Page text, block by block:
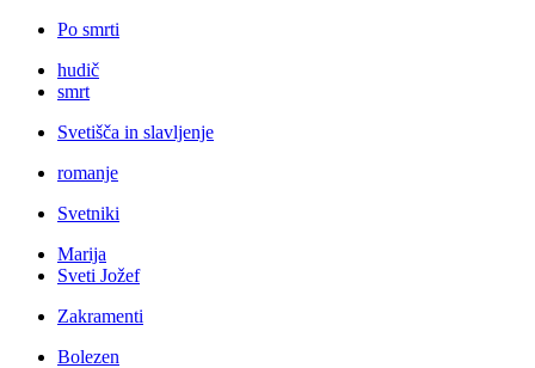
Po smrti
hudič
smrt
Svetišča in slavljenje
romanje
Svetniki
Marija
Sveti Jožef
Zakramenti
Bolezen